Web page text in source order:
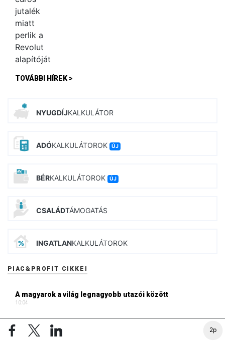
2p
TOVÁBBI HÍREK >
NYUGDÍJKALKULÁTOR
ADÓKALKULÁTOROK ÚJ
BÉRKALKULÁTOROK ÚJ
CSALÁDTÁMOGATÁS
INGATLANKALKULÁTOROK
PIAC&PROFIT CIKKEI
A magyarok a világ legnagyobb utazói között
10:04
A Mol és az OTP is szebb osztályzatot kapott